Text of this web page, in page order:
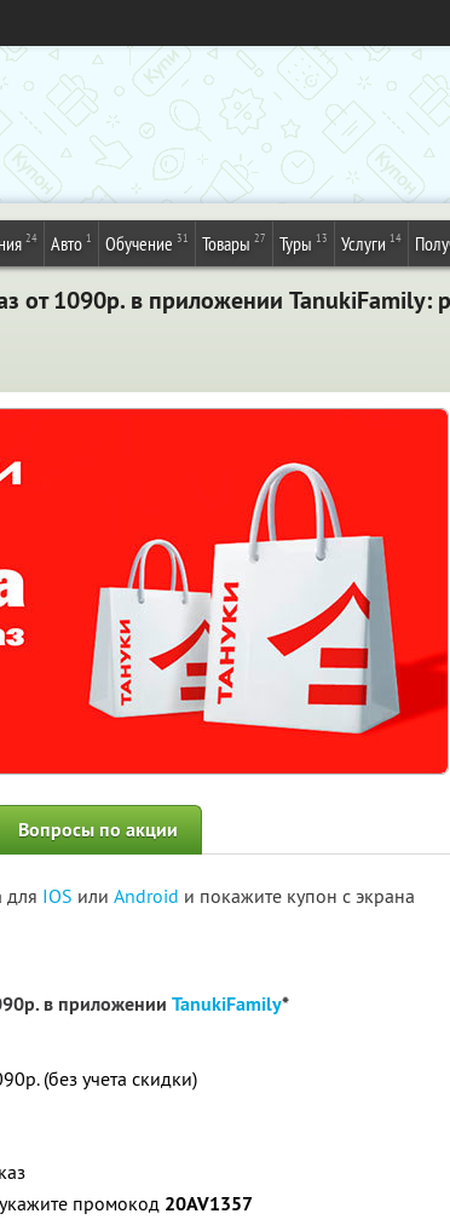
24 Авто 1 Обучение 31 Товары 27 Туры 13 Услуги 14
от 1090р. в приложении TanukiFamily:
Вопросы по акции
для IOS или Android и покажите купон с экрана
в приложении TanukiFamily*
(без учета скидки)
промокод 20AV1357